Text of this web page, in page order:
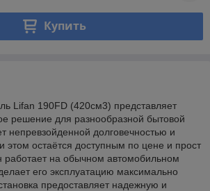
Купить
Lifan 190FD (420см3) представляет
решение для разнообразной бытовой
непревзойденной долговечностью и
этом остаётся доступным по цене и прост
работает на обычном автомобильном
его эксплуатацию максимально
предоставляет надежную и